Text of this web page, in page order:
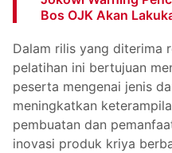
Bos OJK Akan
Dalam rilis yang diterima
pelatihan ini bertujuan
peserta mengenai jenis
meningkatkan
pembuatan dan
inovasi produk kriya